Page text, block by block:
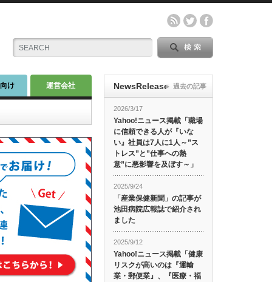
け 運営会社 NewsRelease
2026/3/17
Yahoo!ニュース掲載「職場
に信頼できる人が『いな
い』社員は7人に1人～”ス
トレス”と”仕事への熱
意”に悪影響を及ぼす～」
2025/9/24
「産業保健新聞」の記事が
池田病院広報誌で紹介され
ました
2025/9/12
Yahoo!ニュース掲載「健康
リスクが高いのは『運輸
業・郵便業』、『医療・福
過去の記事